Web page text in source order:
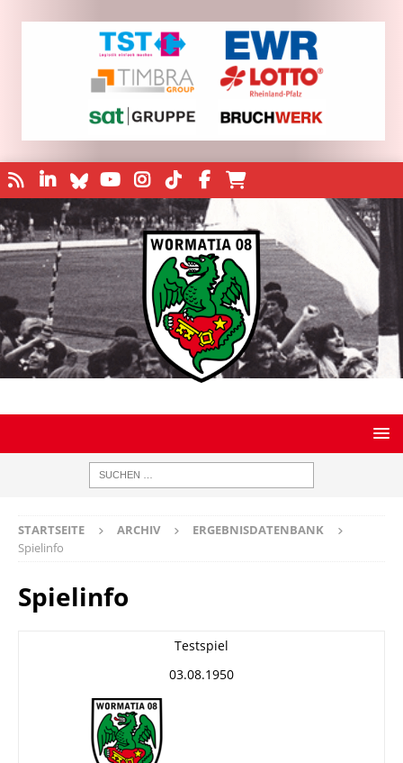
STARTSEITE ARCHIV
ERGEBNISDATENBANK
Spielinfo
Spielinfo
Testspiel
03.08.1950